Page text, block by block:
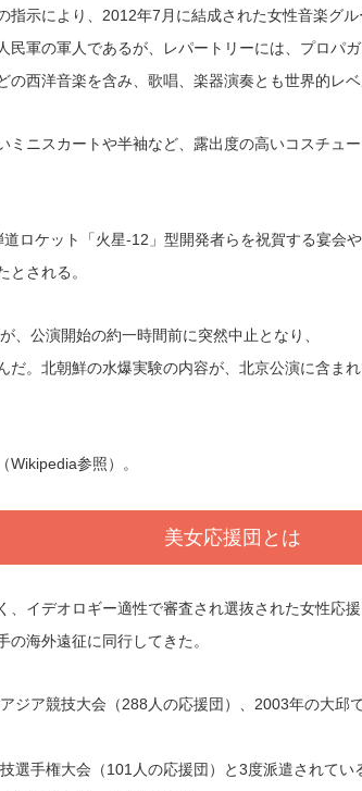
指示により、2012年7月に結成された女性音楽グル
民軍の軍人であるが、レパートリーには、プロパガ
の西洋音楽を含み、歌唱、楽器演奏とも世界的レ
ミニスカートや半袖など、露出度の高いコスチュ
ロケット「火星-12」型開発者らを祝賀する宴会
とされる。
、公演開始の約一時間前に突然中止となり、
だ。北朝鮮の水爆実験の内容が、北京公演に含ま
Wikipedia参照）。
美女応援団とは
、イデオロギー適性で審査され選抜された女性応援
の海外遠征に同行してきた。
ジア競技大会（288人の応援団）、2003年の大邱
選手権大会（101人の応援団）と3度派遣されてい